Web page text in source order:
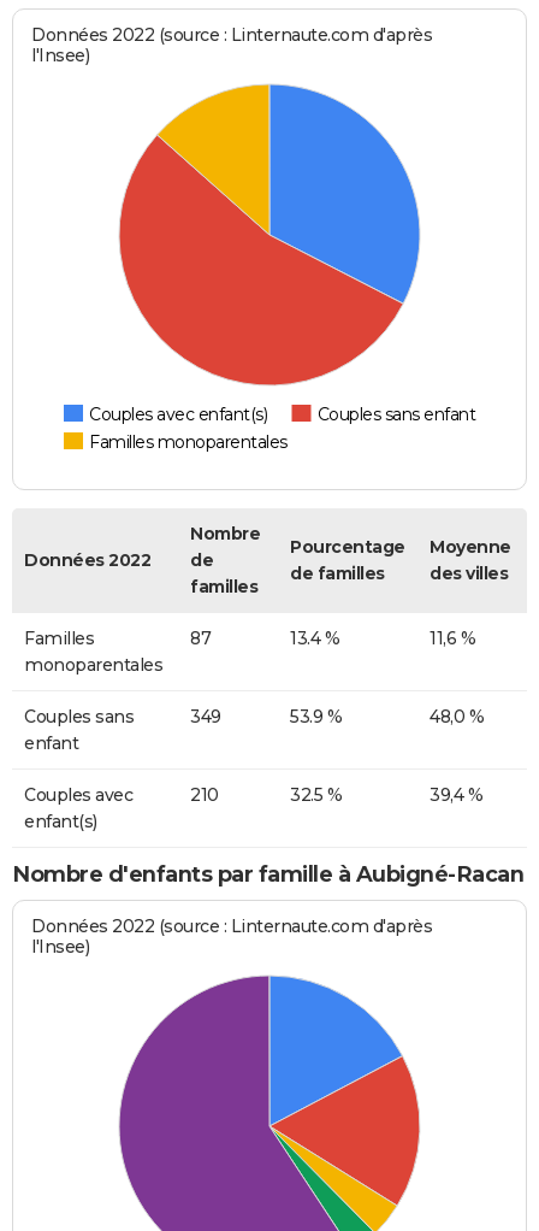
Données 2022 (source : Linternaute.com d'après
l'Insee)
Couples avec enfant(s)
Couples sans enfant
Familles monoparentales
Données 2022
Nombre
de
familles
Pourcentage
de familles
Moyenne
des villes
Familles
monoparentales
87 13.4 % 11,6 %
Couples sans
enfant
349 53.9 % 48,0 %
Couples avec
enfant(s)
210 32.5 % 39,4 %
Nombre d'enfants par famille à Aubigné-Racan
Données 2022 (source : Linternaute.com d'après
l'Insee)